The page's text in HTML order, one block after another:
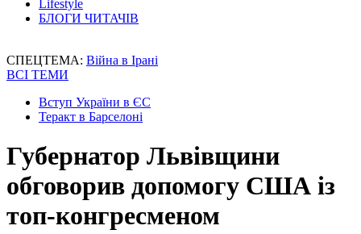
Lifestyle
БЛОГИ ЧИТАЧІВ
СПЕЦТЕМА: Війна в Ірані
ВСІ ТЕМИ
Вступ України в ЄС
Теракт в Барселоні
Губернатор Львівщини
обговорив допомогу США із
топ-конгресменом